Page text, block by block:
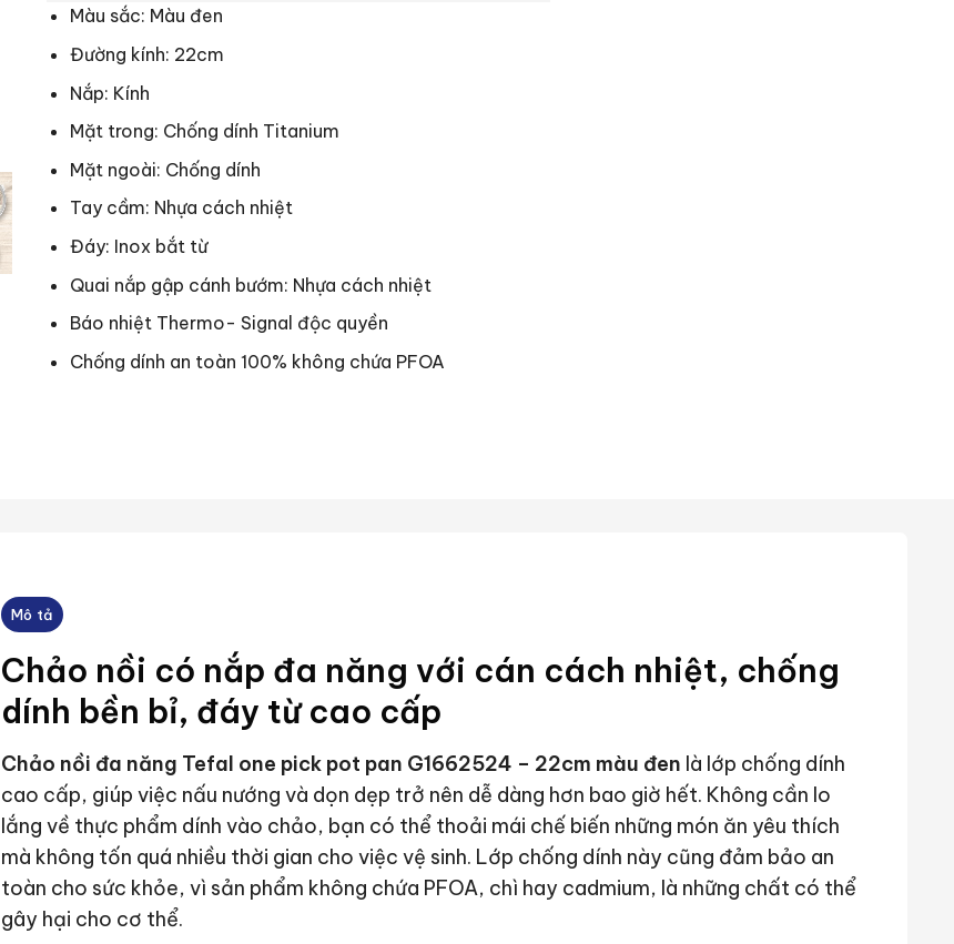
Màu sắc: Màu đen
Đường kính: 22cm
Nắp: Kính
Mặt trong: Chống dính Titanium
Mặt ngoài: Chống dính
Tay cầm: Nhựa cách nhiệt
Đáy: Inox bắt từ
Quai nắp gập cánh bướm: Nhựa cách nhiệt
Báo nhiệt Thermo- Signal độc quyền
Chống dính an toàn 100% không chứa PFOA
Mô tả
Chảo nồi có nắp đa năng với cán cách nhiệt, chống
dính bền bỉ, đáy từ cao cấp
Chảo nồi đa năng Tefal one pick pot pan G1662524 – 22cm màu đen là lớp chống dính
cao cấp, giúp việc nấu nướng và dọn dẹp trở nên dễ dàng hơn bao giờ hết. Không cần lo
lắng về thực phẩm dính vào chảo, bạn có thể thoải mái chế biến những món ăn yêu thích
mà không tốn quá nhiều thời gian cho việc vệ sinh. Lớp chống dính này cũng đảm bảo an
toàn cho sức khỏe, vì sản phẩm không chứa PFOA, chì hay cadmium, là những chất có thể
gây hại cho cơ thể.